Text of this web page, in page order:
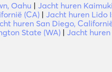
Oahu | Jacht huren
(CA) | Jacht huren Lido
huren San Diego,
State (WA) | Jacht huren